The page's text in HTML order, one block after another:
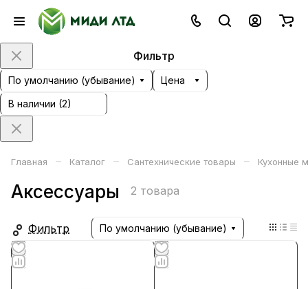
Фильтр
По умолчанию (убывание)
Цена
В наличии (2)
Главная – Каталог – Сантехнические товары – Кухонные
Аксессуары 2 товара
Фильтр По умолчанию (убывание)